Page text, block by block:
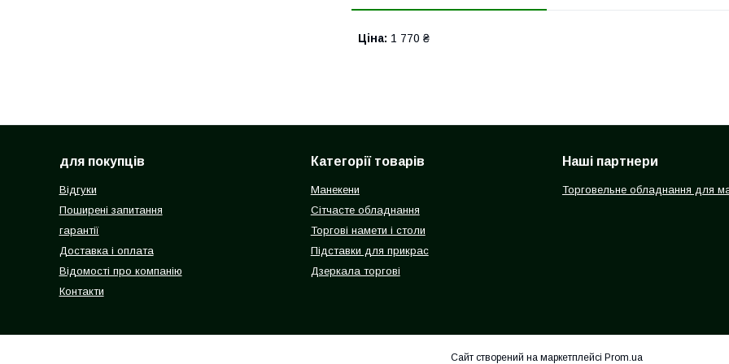
Ціна: 1 770 ₴
для покупців
Відгуки
Поширені запитання
гарантії
Доставка і оплата
Відомості про компанію
Контакти
Категорії товарів
Манекени
Сітчасте обладнання
Торгові намети і столи
Підставки для прикрас
Дзеркала торгові
Наші партнери
Торговельне обладнання для
Сайт створений на маркетплейсі Prom.ua